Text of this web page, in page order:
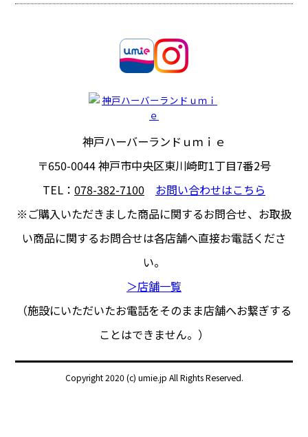
神戸ハーバーランドｕｍｉｅ
〒650-0044神戸市中央区東川崎町1丁目7番2号
TEL： 078-382-7100
お問い合わせはこちら
※ご購入いただきました商品に関するお問合せ、 お取扱
い商品に関するお問合せは各店舗へ直接お電話くださ
い。
＞店舗一覧
（施設にいただいたお電話をそのまま店舗へお繋ぎする
ことはできません。）
Copyright 2020 (c) umie.jp All Rights Reserved.